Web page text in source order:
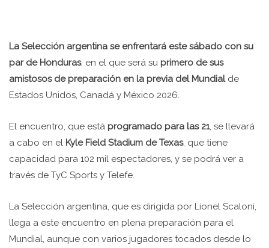
La Selección argentina se enfrentará este sábado con su
par de Honduras, en el que será su primero de sus
amistosos de preparación en la previa del Mundialde
Estados Unidos, Canadá y México 2026.
El encuentro, que está programado para las 21, se llevará
a cabo en el Kyle Field Stadium de Texas, que tiene
capacidad para 102 mil espectadores, y se podrá ver a
través de TyC Sports y Telefe.
La Selección argentina, que es dirigida por Lionel Scaloni,
llega a este encuentro en plena preparación para el
Mundial, aunque con varios jugadores tocados desde lo